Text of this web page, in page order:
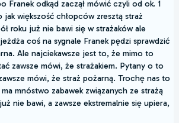
Franek odkąd zaczął mówić czyli od ok. 1
jak większość chłopców zresztą straż
roku już nie bawi się w strażaków ale
coś na sygnale Franek pędzi sprawdzić
Ale najciekawsze jest to, że mimo to
zawsze mówi, że strażakiem. Pytany o to
mówi, że straż pożarną. Trochę nas to
mnóstwo zabawek związanych ze strażą
nie bawi, a zawsze ekstremalnie się upiera,